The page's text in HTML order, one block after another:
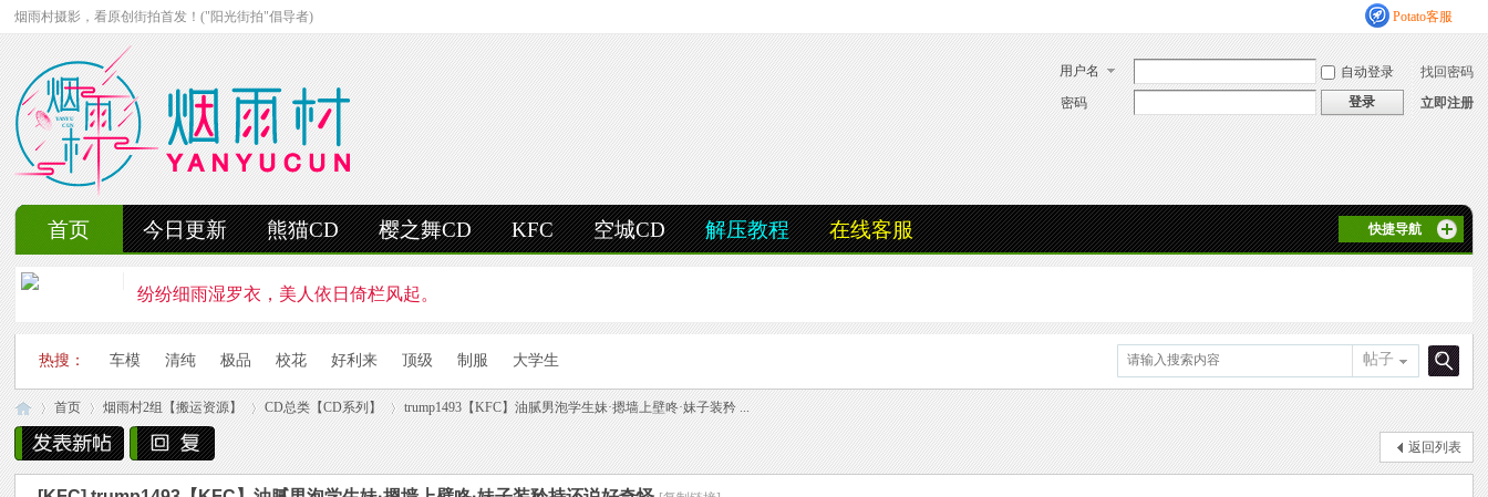
烟雨村摄影，看原创街拍首发！("阳光街拍"倡导者) Potato客服
用户名 自动登录
找回密码
密码
登录 立即注册
快捷导航
首页 今日更新 熊猫CD 樱之舞CD KFC 空城CD 解压教程 在线客服
纷纷细雨湿罗衣，美人依日倚栏风起。
轻抚细雨洒红楼，美人徐步舞花楸。
妍姿如水舞雨涵，美人翩然走湖畔。
风雨中的美人啊，纤腰若素玉，乱发似云烟。
热搜： 车模 清纯 极品 校花 好利来 顶级 制服 大学生 帖子
搜
首页 烟雨村2组【搬运资源】 CD总类【CD系列】 trump1493【KFC】油腻男泡学生妹·摁墙上壁咚·妹子装矜 ...
返回列表